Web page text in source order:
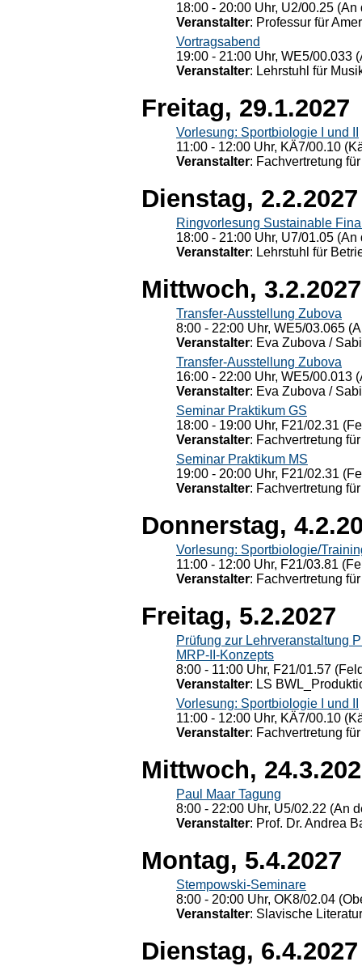
18:00 - 20:00 Uhr, U2/00.25
Veranstalter: Professur für
Vortragsabend
19:00 - 21:00 Uhr, WE5/00.033
Veranstalter: Lehrstuhl für
Freitag, 29.1.2027
Vorlesung: Sportbiologie I und II
11:00 - 12:00 Uhr, KÄ7/00.10
Veranstalter: Fachvertretung
Dienstag, 2.2.2027
Ringvorlesung Sustainable
18:00 - 21:00 Uhr, U7/01.05
Veranstalter: Lehrstuhl für
Mittwoch, 3.2.2027
Transfer-Ausstellung Zubova
8:00 - 22:00 Uhr, WE5/03.065
Veranstalter: Eva Zubova /
Transfer-Ausstellung Zubova
16:00 - 22:00 Uhr, WE5/00.013
Veranstalter: Eva Zubova /
Seminar Praktikum GS
18:00 - 19:00 Uhr, F21/02.31
Veranstalter: Fachvertretung
Seminar Praktikum MS
19:00 - 20:00 Uhr, F21/02.31
Veranstalter: Fachvertretung
Donnerstag,
Vorlesung: Sportbiologie/
11:00 - 12:00 Uhr, F21/03.81
Veranstalter: Fachvertretung
Freitag, 5.2.2027
Prüfung zur Lehrveranstaltung
MRP-II-Konzepts
8:00 - 11:00 Uhr, F21/01.57
Veranstalter: LS
Vorlesung: Sportbiologie I und II
11:00 - 12:00 Uhr, KÄ7/00.10
Veranstalter: Fachvertretung
Mittwoch,
Paul Maar Tagung
8:00 - 22:00 Uhr, U5/02.22 (An
Veranstalter: Prof. Dr. Andrea
Montag, 5.4.2027
Stempowski-Seminare
8:00 - 20:00 Uhr, OK8/02.04
Veranstalter: Slavische
Dienstag, 6.4.2027